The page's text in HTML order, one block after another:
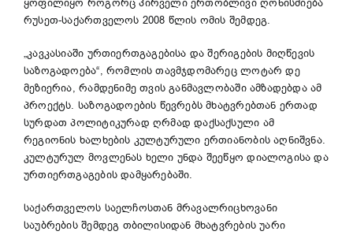
ყოფილიყო როგორც პირველი ერთობლივი ღონისძიება
რუსეთ-საქართველოს 2008 წლის ომის შემდეგ.
„კავკასიაში ურთიერთგაგებისა და შერიგების მიღწევის
საზოგადოება“, რომლის თავმჯდომარეც ლოტარ დე
მეზიერია, რამდენიმე თვის განმავლობაში ამზადებდა ამ
პროექტს. საზოგადოების წევრებს მხატვრებთან ერთად
სურდათ პოლიტიკურად ღრმად დაქსაქსული ამ
რეგიონის ხალხების კულტურული ერთიანობის აღნიშვნა.
კულტურულ მოვლენას ხელი უნდა შეეწყო დიალოგისა და
ურთიერთგაგების დამყარებაში.
საქართველოს საელჩოსთან მრავალრიცხოვანი
საუბრების შემდეგ თბილისიდან მხატვრების უარი